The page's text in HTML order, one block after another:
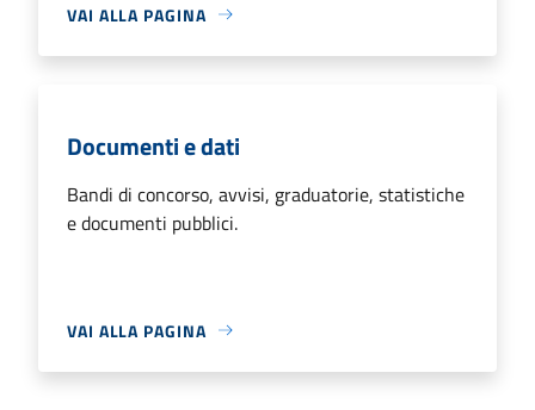
VAI ALLA PAGINA
Documenti e dati
Bandi di concorso, avvisi, graduatorie, statistiche
e documenti pubblici.
VAI ALLA PAGINA